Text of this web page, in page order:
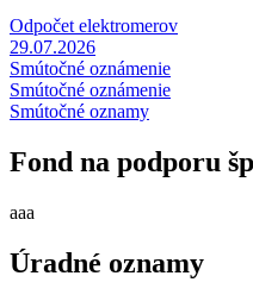
Odpočet elektromerov
29.07.2026
Smútočné oznámenie
Smútočné oznámenie
Smútočné oznamy
Fond na podporu
aaa
Úradné oznamy